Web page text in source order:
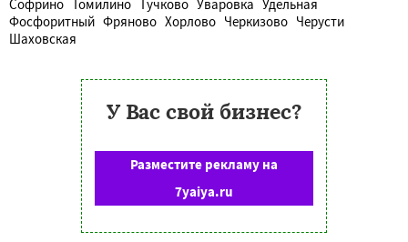
Софрино Томилино Тучково Уваровка Удельная
Фосфоритный Фряново Хорлово Черкизово Черусти
Шаховская
У Вас свой бизнес?
Разместите рекламу на
7yaiya.ru